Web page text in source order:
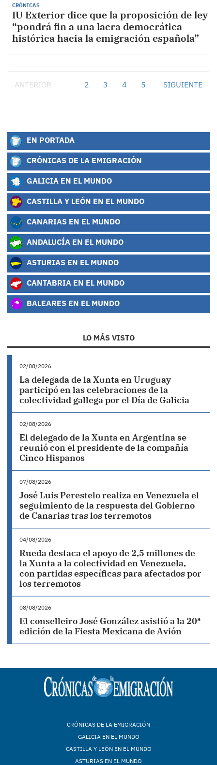
CRÓNICAS
IU Exterior dice que la proposición de ley
“pondrá fin a una lacra democrática
histórica hacia la emigración española”
ANTERIOR 2 3 4 5 SIGUIENTE
EN PORTADA
CRÓNICAS DE LA EMIGRACIÓN
GALICIA EN EL MUNDO
CASTILLA Y LEÓN EN EL MUNDO
CANARIAS EN EL MUNDO
ANDALUCÍA EN EL MUNDO
ASTURIAS EN EL MUNDO
CANTABRIA EN EL MUNDO
BALEARES EN EL MUNDO
LO MÁS VISTO
02/08/2026
La delegada de la Xunta en Uruguay
participó en las celebraciones de la
colectividad gallega por el Día de Galicia
02/08/2026
El delegado de la Xunta en Argentina se
reunió con el presidente de la compañía
Cinco Hispanos
07/08/2026
José Luis Perestelo realiza en Venezuela el
seguimiento de la respuesta del Gobierno
de Canarias tras los terremotos
04/08/2026
Rueda destaca el apoyo de 2,5 millones de
la Xunta a la colectividad en Venezuela,
con partidas específicas para afectados por
los terremotos
08/08/2026
El conselleiro José González asistió a la 20ª
edición de la Fiesta Mexicana de Avión
CRÓNICAS DE LA EMIGRACIÓN
GALICIA EN EL MUNDO
CASTILLA Y LEÓN EN EL MUNDO
ASTURIAS EN EL MUNDO